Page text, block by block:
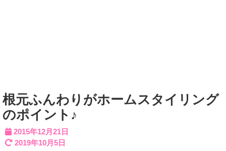
根元ふんわりがホームスタイリング
のポイント♪
2015年12月21日
2019年10月5日